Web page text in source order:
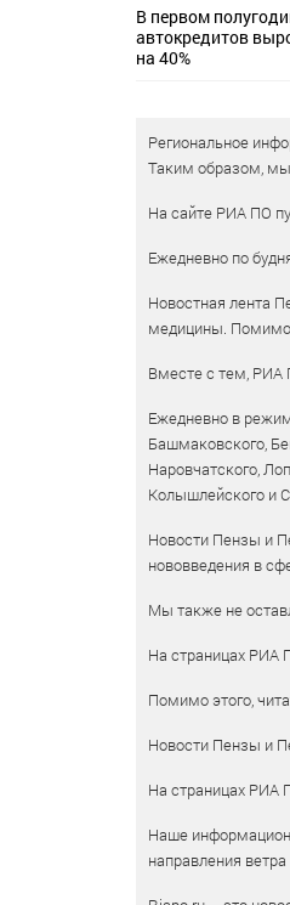
В первом
автокредитов
на 40%
Региональное
Таким образом, мы
На сайте РИА ПО
Ежедневно по
Новостная лента
медицины. Помимо
Вместе с тем, РИА
Ежедневно в
Башмаковского,
Наровчатского,
Колышлейского и
Новости Пензы и
нововведения в
Мы также не
На страницах РИА
Помимо этого,
Новости Пензы и
На страницах РИА
Наше
направления